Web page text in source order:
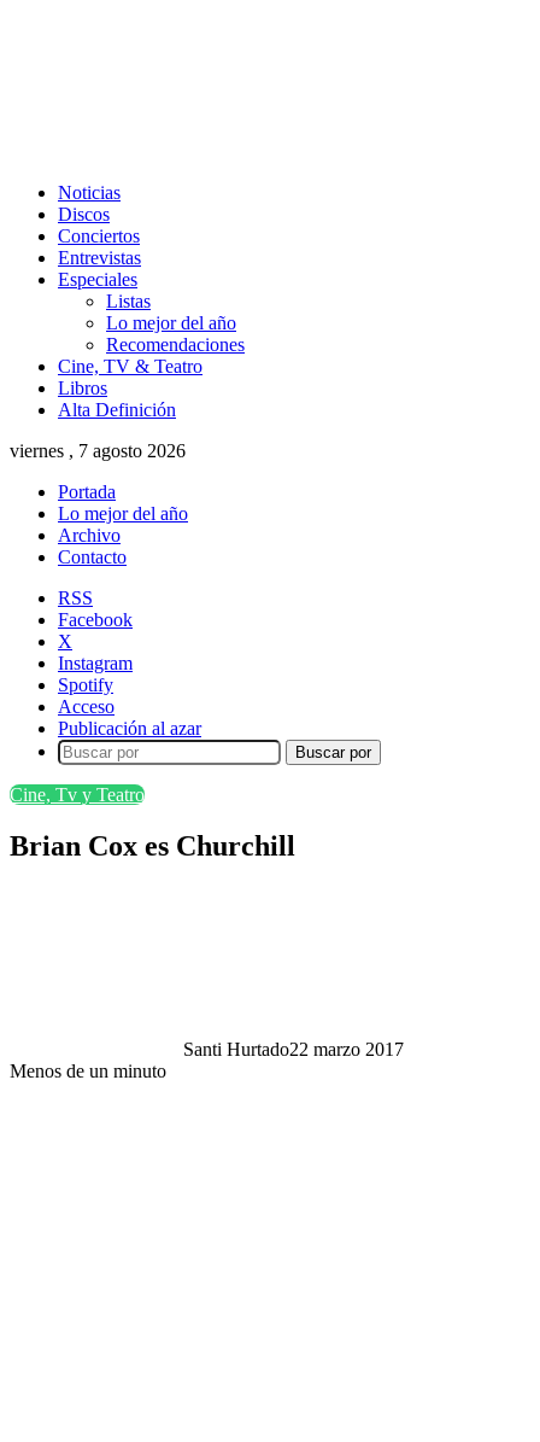
Noticias
Discos
Conciertos
Entrevistas
Especiales
Listas
Lo mejor del año
Recomendaciones
Cine, TV & Teatro
Libros
Alta Definición
viernes , 7 agosto 2026
Portada
Lo mejor del año
Archivo
Contacto
RSS
Facebook
X
Instagram
Spotify
Acceso
Publicación al azar
Buscar por
Cine, Tv y Teatro
Brian Cox es Churchill
Santi Hurtado22 marzo 2017
Menos de un minuto